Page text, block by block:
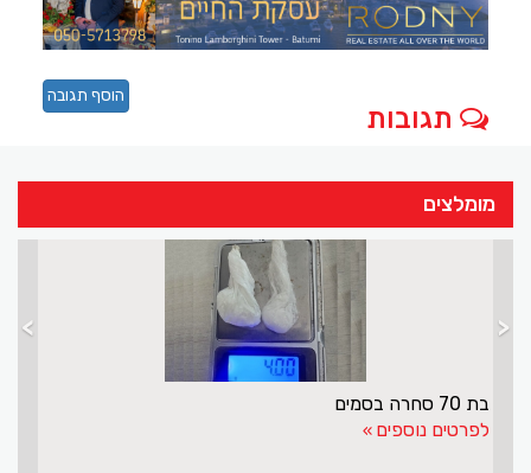
תגובות
הוסף תגובה
מומלצים
בת 70 סחרה בסמים
לפרטים נוספים
> <